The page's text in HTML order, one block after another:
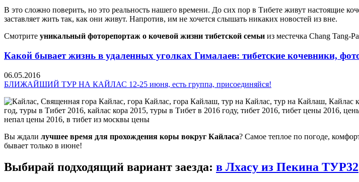
В это сложно поверить, но это реальность нашего времени. До сих пор в Тибете живут настоящие
заставляет жить так, как они живут. Напротив, им не хочется слышать никаких новостей из вне.
Смотрите уникальный фоторепортаж о кочевой жизни тибетской семьи из местечка Chang Tang-
Какой бывает жизнь в удаленных уголках Гималаев: тибетские кочевники,
06.05.2016
БЛИЖАЙШИЙ ТУР НА КАЙЛАС 12-25 июня, есть группа, присоединяйся!
Вы ждали лучшее время для прохождения коры вокруг Кайласа? Самое теплое по погоде,
бывает только в июне!
Выбирай подходящий вариант заезда: в Лхасу из Пекина ТУР32